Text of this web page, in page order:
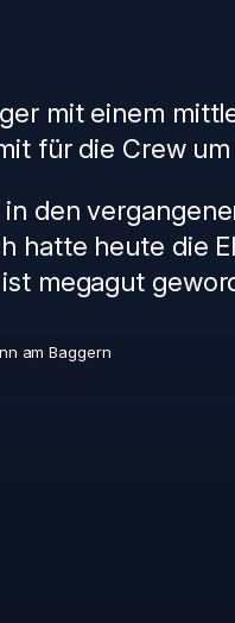
mit einem
für die Crew
den
hatte heute die
megagut
am Baggern